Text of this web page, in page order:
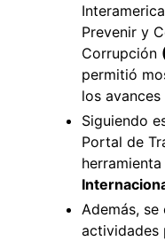
Prevenir y
Corrupción
permitió
los
Siguiendo
Portal de
herramienta
Además,
actividades